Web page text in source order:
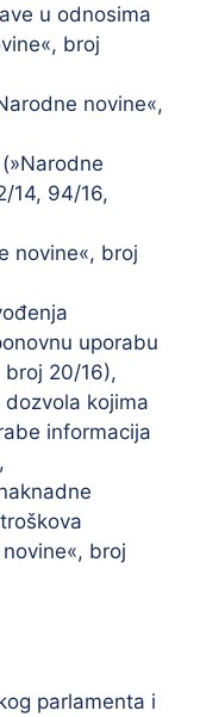
u odnosima
broj
novine«,
14, 94/16,
novine«, broj
uporabu
broj 20/16),
kojima
informacija
broj
parlamenta i